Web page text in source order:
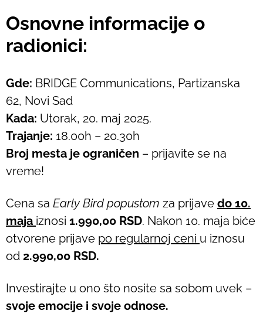
Osnovne informacije o
radionici:
Gde: BRIDGE Communications, Partizanska
62, Novi Sad
Kada: Utorak, 20. maj 2025.
Trajanje: 18.00h – 20.30h
Broj mesta je ograničen – prijavite se na
vreme!
Cena sa Early Bird popustom za prijave do 10.
maja iznosi 1.990,00 RSD. Nakon 10. maja biće
otvorene prijave po regularnoj ceni u iznosu
od 2.990,00 RSD.
Investirajte u ono što nosite sa sobom uvek –
svoje emocije i svoje odnose.